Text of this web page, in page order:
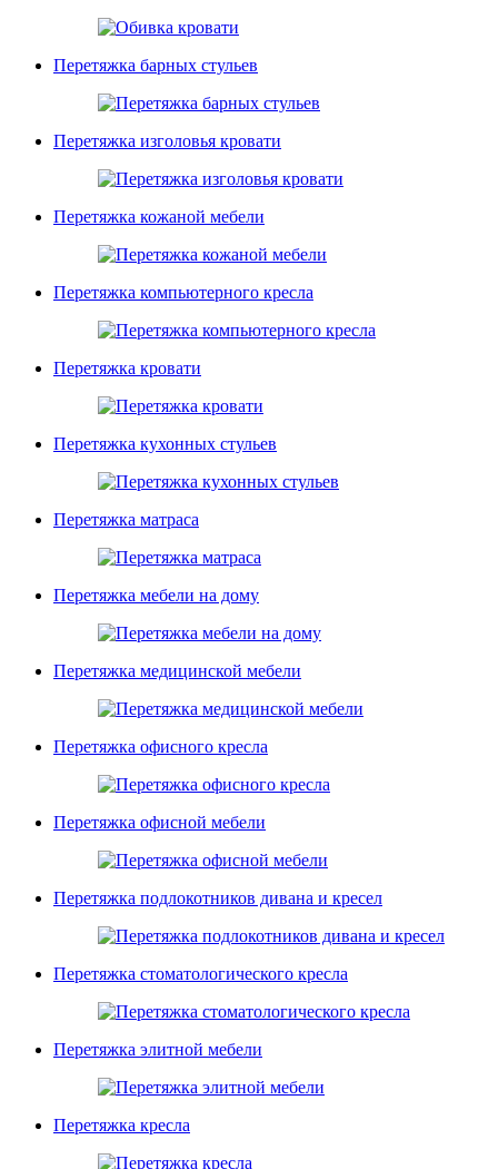
Перетяжка барных стульев
Перетяжка изголовья кровати
Перетяжка кожаной мебели
Перетяжка компьютерного кресла
Перетяжка кровати
Перетяжка кухонных стульев
Перетяжка матраса
Перетяжка мебели на дому
Перетяжка медицинской мебели
Перетяжка офисного кресла
Перетяжка офисной мебели
Перетяжка подлокотников дивана и кресел
Перетяжка стоматологического кресла
Перетяжка элитной мебели
Перетяжка кресла